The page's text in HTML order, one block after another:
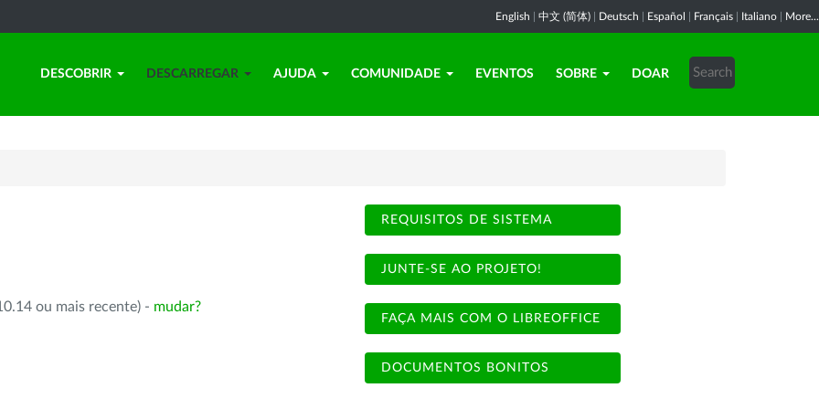
English 中文 (简体) Deutsch Español Français Italiano More...
DESCOBRIR DESCARREGAR AJUDA COMUNIDADE EVENTOS SOBRE DOAR
ou mais recente) - mudar?
REQUISITOS DE SISTEMA
JUNTE-SE AO PROJETO!
FAÇA MAIS COM O LIBREOFFICE
DOCUMENTOS BONITOS